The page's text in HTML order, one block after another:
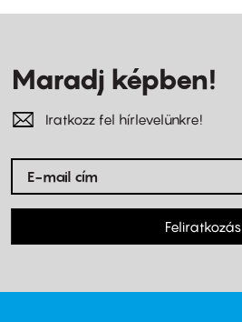
Maradj képben!
Iratkozz fel hírlevelünkre!
Feliratkozás